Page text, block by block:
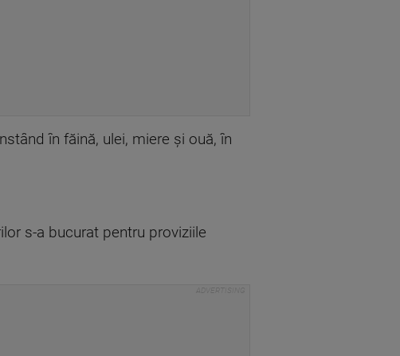
în făină, ulei, miere și ouă, în
s-a bucurat pentru proviziile